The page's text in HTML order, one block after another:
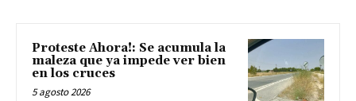
Proteste Ahora!: Se acumula la
maleza que ya impede ver bien
en los cruces
5 agosto 2026